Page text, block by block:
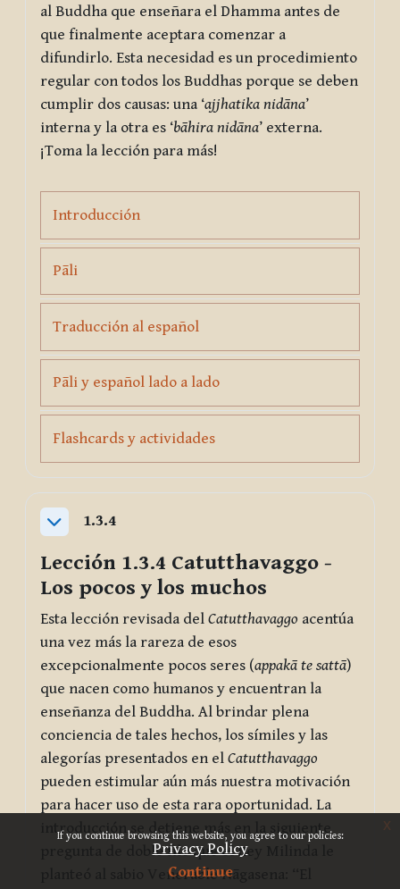
If you continue browsing this website, you agree to our policies:
Privacy Policy
Continue
x
al Buddha que enseñara el Dhamma antes de
que finalmente aceptara comenzar a
difundirlo. Esta necesidad es un procedimiento
regular con todos los Buddhas porque se deben
cumplir dos causas: una ‘ajjhatika nidāna’
interna y la otra es ‘bāhira nidāna’ externa.
¡Toma la lección para más!
IntroducciónPage
PāliPage
Traducción al españolPage
Pāli y español lado a ladoPage
Flashcards y actividadesPage
Collapse
1.3.4
Lección 1.3.4 Catutthavaggo -
Los pocos y los muchos
Esta lección revisada del Catutthavaggo acentúa
una vez más la rareza de esos
excepcionalmente pocos seres (appakā te sattā)
que nacen como humanos y encuentran la
enseñanza del Buddha. Al brindar plena
conciencia de tales hechos, los símiles y las
alegorías presentados en el Catutthavaggo
pueden estimular aún más nuestra motivación
para hacer uso de esta rara oportunidad. La
introducción se detiene más en la siguiente
pregunta de doble filo que el Rey Milinda le
planteó al sabio Venerable Nāgasena: “El